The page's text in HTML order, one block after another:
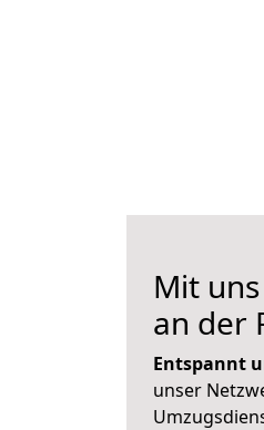
Mit
an der
Entspannt
unser